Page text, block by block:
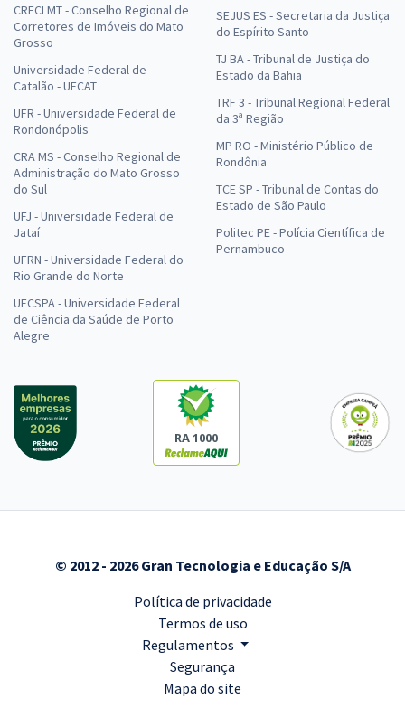
CRECI MT - Conselho Regional de
Corretores de Imóveis do Mato
Grosso
Universidade Federal de
Catalão - UFCAT
UFR - Universidade Federal de
Rondonópolis
CRA MS - Conselho Regional de
Administração do Mato Grosso
do Sul
UFJ - Universidade Federal de
Jataí
UFRN - Universidade Federal do
Rio Grande do Norte
UFCSPA - Universidade Federal
de Ciência da Saúde de Porto
Alegre
SEJUS ES - Secretaria da Justiça
do Espírito Santo
TJ BA - Tribunal de Justiça do
Estado da Bahia
TRF 3 - Tribunal Regional Federal
da 3ª Região
MP RO - Ministério Público de
Rondônia
TCE SP - Tribunal de Contas do
Estado de São Paulo
Politec PE - Polícia Científica de
Pernambuco
RA 1000
© 2012 - 2026 Gran Tecnologia e Educação S/A
Política de privacidade
Termos de uso
Regulamentos
Segurança
Mapa do site